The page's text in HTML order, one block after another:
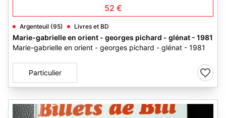
52 €
Argenteuil (95) Livres et BD
Marie-gabrielle en orient - georges pichard - glénat - 1981
Marie-gabrielle en orient - georges pichard - glénat - 1981
Particulier